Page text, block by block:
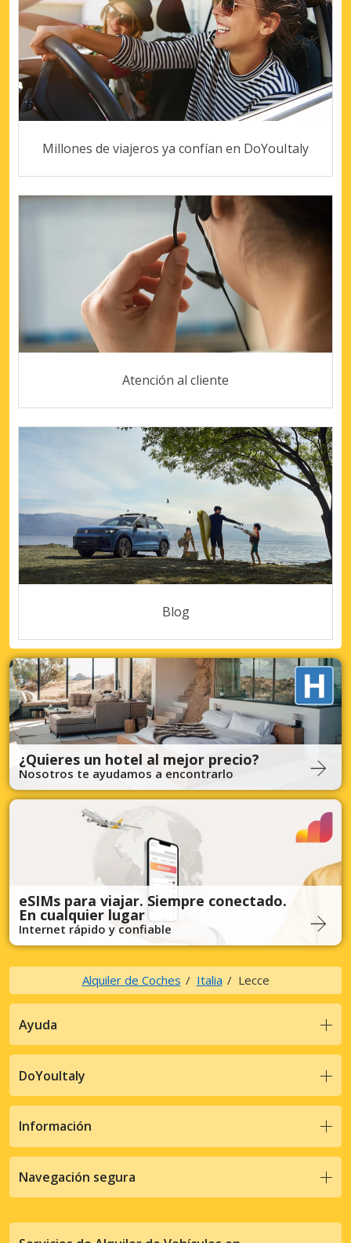
Millones de viajeros ya confían en DoYouItaly
Atención al cliente
Blog
¿Quieres un hotel al mejor precio?
Nosotros te ayudamos a encontrarlo
eSIMs para viajar. Siempre conectado.
En cualquier lugar
Internet rápido y confiable
Alquiler de Coches Italia Lecce
Ayuda
DoYouItaly
Información
Navegación segura